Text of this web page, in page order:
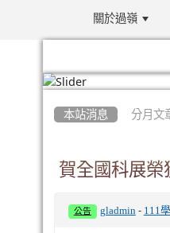
關於過嶺
本站消息 分月文
賀全國科展榮
公告 gladmin- 111